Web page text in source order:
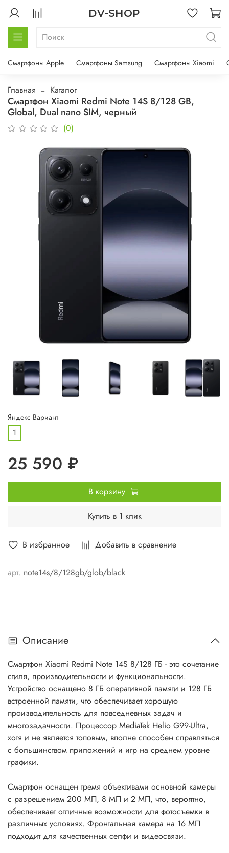
DV-SHOP
Смартфоны Apple Смартфоны Samsung Смартфоны Xiaomi
Главная Каталог
Смартфон Xiaomi Redmi Note 14S 8/128 GB,
Global, Dual nano SIM, черный
(0)
В избранное Добавить в сравнение
арт. note14s/8/128gb/glob/black
Яндекс Вариант
1
25 590 ₽
В корзину
Купить в 1 клик
Описание
Смартфон Xiaomi Redmi Note 14S 8/128 ГБ - это сочетание
стиля, производительности и функциональности.
Устройство оснащено 8 ГБ оперативной памяти и 128 ГБ
встроенной памяти, что обеспечивает хорошую
производительность для повседневных задач и
многозадачности. Процессор MediaTek Helio G99-Ultra,
хотя и не является топовым, вполне способен справляться
с большинством приложений и игр на среднем уровне
графики.
Смартфон оснащен тремя объективами основной камеры
с разрешением 200 МП, 8 МП и 2 МП, что, вероятно,
обеспечивает отличные возможности для фотосъемки в
различных условиях. Фронтальная камера на 16 МП
подходит для качественных селфи и видеосвязи.